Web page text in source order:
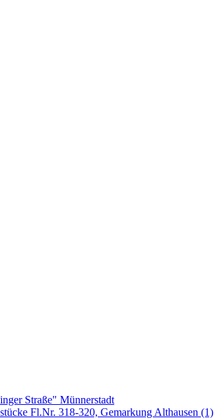
Straße" Münnerstadt
Fl.Nr. 318-320, Gemarkung Althausen (1)